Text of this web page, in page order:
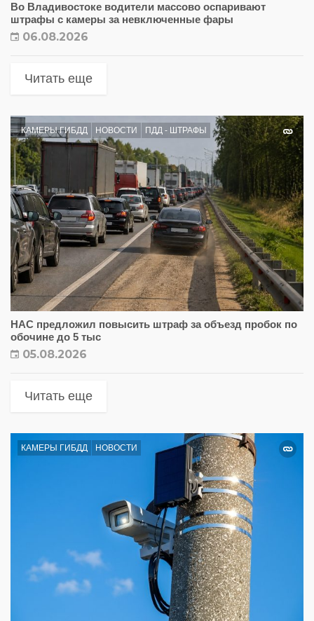
Во Владивостоке водители массово оспаривают
штрафы с камеры за невключенные фары
06.08.2026
Читать еще
КАМЕРЫ ГИБДД НОВОСТИ ПДД - ШТРАФЫ
НАС предложил повысить штраф за объезд пробок по
обочине до 5 тыс
05.08.2026
Читать еще
КАМЕРЫ ГИБДД НОВОСТИ